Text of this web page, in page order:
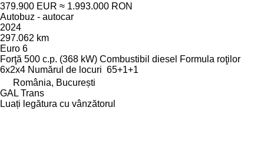
379.900 EUR ≈ 1.993.000 RON
Autobuz - autocar
2024
297.062 km
Euro 6
Forţă 500 c.p. (368 kW) Combustibil diesel Formula roţilor
6x2x4 Numărul de locuri 65+1+1
România, București
GAL Trans
Luați legătura cu vânzătorul